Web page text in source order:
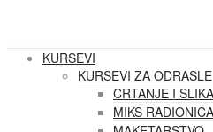
KURSEVI
KURSEVI ZA ODRASLE
CRTANJE I
MIKS